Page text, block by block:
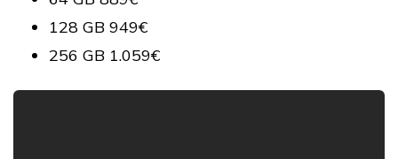
128 GB 949€
256 GB 1.059€